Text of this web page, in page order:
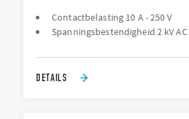
Contactbelasting 10 A - 250 V
Spanningsbestendigheid 2 kV AC
DETAILS